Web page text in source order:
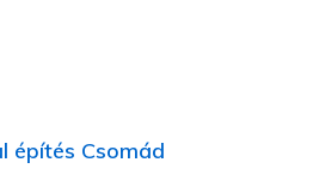
építés Csomád